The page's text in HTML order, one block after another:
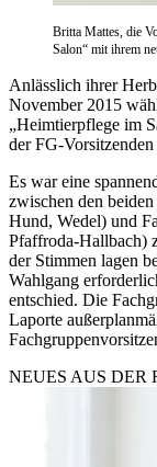
Britta Mattes, die
Salon“ mit ihrem
Anlässlich ihrer
November 2015
„Heimtierpflege im
der FG-
Es war eine
zwischen den
Hund, Wedel) und
Pfaffroda-Hallbach)
der Stimmen lagen
Wahlgang
entschied. Die
Laporte
NEUES AUS DER